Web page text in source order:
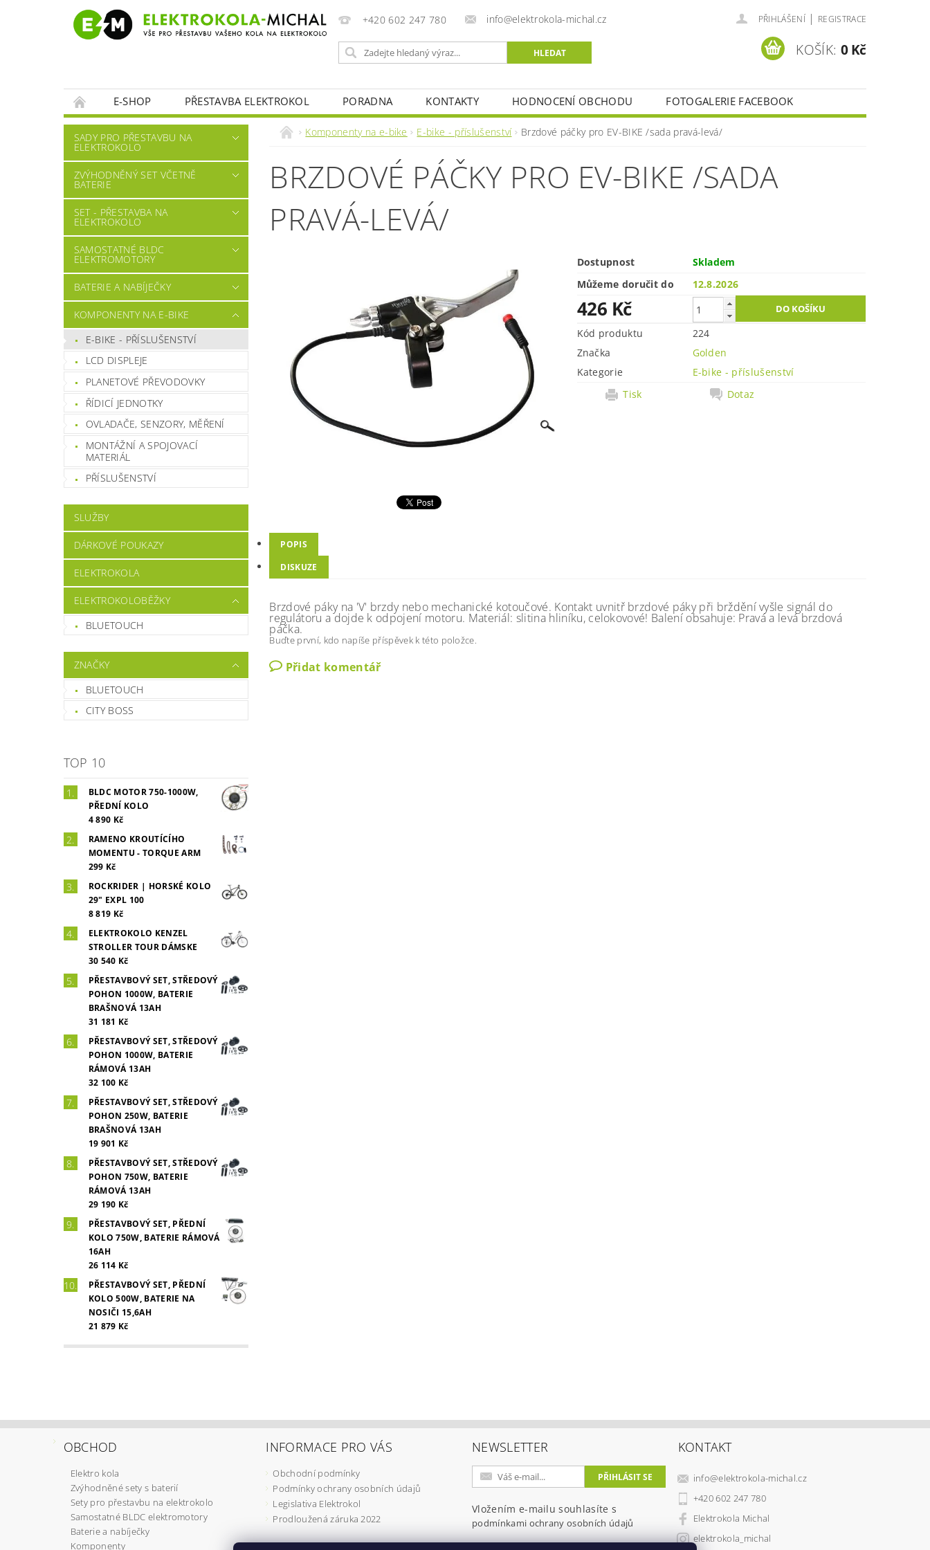
+420 602 247 780 info@elektrokola-michal.cz PŘIHLÁŠENÍ | REGISTRACE
KOŠÍK: 0 Kč
E-SHOP PŘESTAVBA ELEKTROKOL PORADNA KONTAKTY HODNOCENÍ OBCHODU FOTOGALERIE FACEBOOK
SADY PRO PŘESTAVBU NA
ELEKTROKOLO
ZVÝHODNĚNÝ SET VČETNĚ
BATERIE
SET - PŘESTAVBA NA
ELEKTROKOLO
SAMOSTATNÉ BLDC
ELEKTROMOTORY
BATERIE A NABÍJEČKY
KOMPONENTY NA E-BIKE
E-BIKE - PŘÍSLUŠENSTVÍ
LCD DISPLEJE
PLANETOVÉ PŘEVODOVKY
ŘÍDICÍ JEDNOTKY
OVLADAČE, SENZORY, MĚŘENÍ
MONTÁŽNÍ A SPOJOVACÍ
MATERIÁL
PŘÍSLUŠENSTVÍ
SLUŽBY
DÁRKOVÉ POUKAZY
ELEKTROKOLA
ELEKTROKOLOBĚŽKY
BLUETOUCH
ZNAČKY
BLUETOUCH
CITY BOSS
TOP 10
BLDC MOTOR 750-1000W,
PŘEDNÍ KOLO
4 890 Kč
RAMENO KROUTÍCÍHO
MOMENTU - TORQUE ARM
299 Kč
ROCKRIDER | HORSKÉ KOLO
29" EXPL 100
8 819 Kč
ELEKTROKOLO KENZEL
STROLLER TOUR DÁMSKE
30 540 Kč
PŘESTAVBOVÝ SET, STŘEDOVÝ
POHON 1000W, BATERIE
BRAŠNOVÁ 13AH
31 181 Kč
PŘESTAVBOVÝ SET, STŘEDOVÝ
POHON 1000W, BATERIE
RÁMOVÁ 13AH
32 100 Kč
PŘESTAVBOVÝ SET, STŘEDOVÝ
POHON 250W, BATERIE
BRAŠNOVÁ 13AH
19 901 Kč
PŘESTAVBOVÝ SET, STŘEDOVÝ
POHON 750W, BATERIE
RÁMOVÁ 13AH
29 190 Kč
PŘESTAVBOVÝ SET, PŘEDNÍ
KOLO 750W, BATERIE RÁMOVÁ
16AH
26 114 Kč
PŘESTAVBOVÝ SET, PŘEDNÍ
KOLO 500W, BATERIE NA
NOSIČI 15,6AH
21 879 Kč
Komponenty na e-bike E-bike - příslušenství Brzdové páčky pro EV-BIKE /sada pravá-levá/
BRZDOVÉ PÁČKY PRO EV-BIKE /SADA
PRAVÁ-LEVÁ/
Dostupnost
Skladem
Můžeme doručit do
12.8.2026
426 Kč
Kód produktu
224
Značka
Golden
Kategorie
E-bike - příslušenství
Tisk
Dotaz
POPIS
DISKUZE
Brzdové páky na 'V' brzdy nebo mechanické kotoučové. Kontakt uvnitř brzdové páky při brždění vyšle signál do
regulátoru a dojde k odpojení motoru. Materiál: slitina hliníku, celokovové! Balení obsahuje: Pravá a levá brzdová
páčka.
Buďte první, kdo napíše příspěvek k této položce.
Přidat komentář
OBCHOD
Elektro kola
Zvýhodněné sety s baterií
Sety pro přestavbu na elektrokolo
Samostatné BLDC elektromotory
Baterie a nabíječky
Komponenty
INFORMACE PRO VÁS
Obchodní podmínky
Podmínky ochrany osobních údajů
Legislativa Elektrokol
Prodloužená záruka 2022
NEWSLETTER
Vložením e-mailu souhlasíte s
podmínkami ochrany osobních údajů
KONTAKT
info@elektrokola-michal.cz
+420 602 247 780
Elektrokola Michal
elektrokola_michal